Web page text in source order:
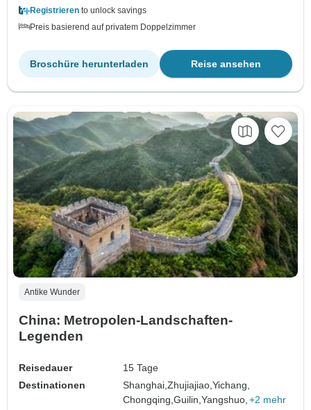
Registrieren to unlock savings
Preis basierend auf privatem Doppelzimmer
Reise ansehen
Broschüre herunterladen
Antike Wunder
China: Metropolen-Landschaften-
Legenden
Reisedauer
15 Tage
Destinationen
Shanghai,Zhujiajiao,Yichang,
Chongqing,Guilin,Yangshuo, +2 mehr